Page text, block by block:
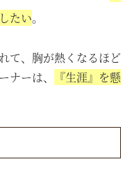
たい。
て、胸が熱くなるほど
ナーは、
『生涯』を懸